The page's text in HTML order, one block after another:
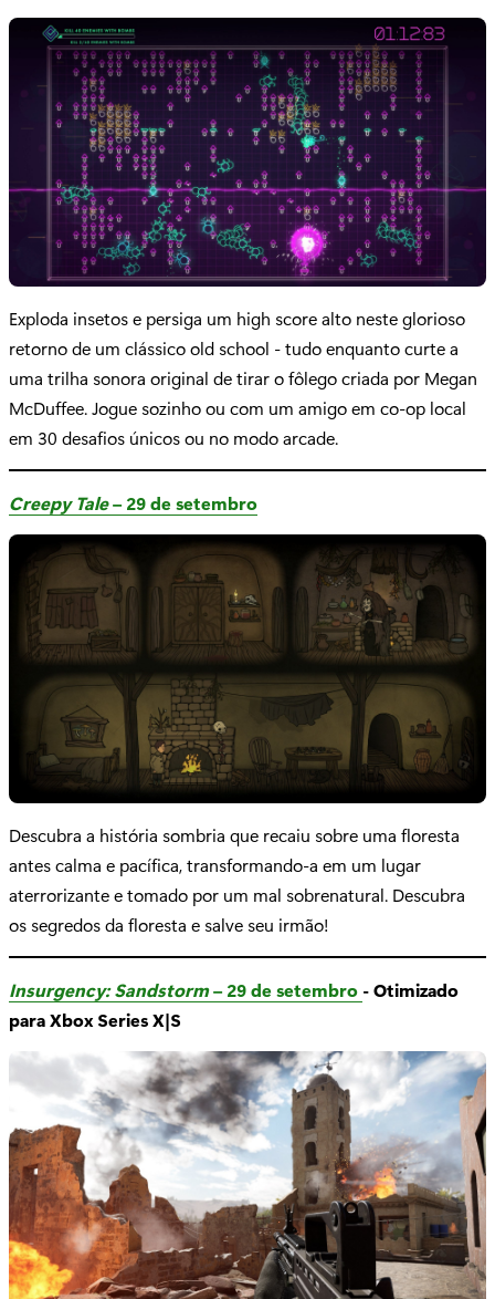
Exploda insetos e persiga um high score alto neste glorioso
retorno de um clássico old school - tudo enquanto curte a
uma trilha sonora original de tirar o fôlego criada por Megan
McDuffee. Jogue sozinho ou com um amigo em co-op local
em 30 desafios únicos ou no modo arcade.
Creepy Tale– 29 de setembro
Descubra a história sombria que recaiu sobre uma floresta
antes calma e pacífica, transformando-a em um lugar
aterrorizante e tomado por um mal sobrenatural. Descubra
os segredos da floresta e salve seu irmão!
Insurgency: Sandstorm– 29 de setembro - Otimizado
para Xbox Series X|S